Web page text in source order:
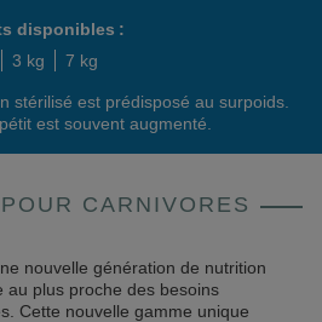
disponibles :
3 kg 7 kg
stérilisé est prédisposé au surpoids.
est souvent augmenté.
CARNIVORES
nouvelle génération de nutrition
au plus proche des besoins
Cette nouvelle gamme unique